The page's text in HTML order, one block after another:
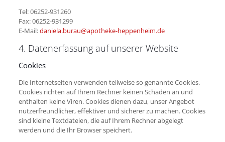
Tel: 06252-931260
Fax: 06252-931299
E-Mail:daniela.burau@apotheke-heppenheim.de
4. Datenerfassung auf unserer Website
Cookies
Die Internetseiten verwenden teilweise so genannte Cookies.
Cookies richten auf Ihrem Rechner keinen Schaden an und
enthalten keine Viren. Cookies dienen dazu, unser Angebot
nutzerfreundlicher, effektiver und sicherer zu machen. Cookies
sind kleine Textdateien, die auf Ihrem Rechner abgelegt
werden und die Ihr Browser speichert.